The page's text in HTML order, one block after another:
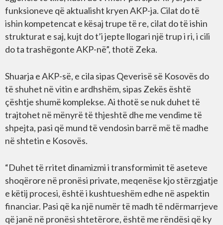
funksioneve që aktualisht kryen AKP-ja. Cilat do të
ishin kompetencat e kësaj trupe të re, cilat do të ishin
strukturat e saj, kujt do t’i jepte llogari një trup i ri, i cili
do ta trashëgonte AKP-në”, thotë Zeka.
Shuarja e AKP-së, e cila sipas Qeverisë së Kosovës do
të shuhet në vitin e ardhshëm, sipas Zekës është
çështje shumë komplekse. Ai thotë se nuk duhet të
trajtohet në mënyrë të thjeshtë dhe me vendime të
shpejta, pasi që mund të vendosin barrë më të madhe
në shtetin e Kosovës.
“Duhet të rritet dinamizmi i transformimit të aseteve
shoqërore në pronësi private, meqenëse kjo stërzgjatje
e këtij procesi, është i kushtueshëm edhe në aspektin
financiar. Pasi që ka një numër të madh të ndërmarrjeve
që janë në pronësi shtetërore, është me rëndësi që ky